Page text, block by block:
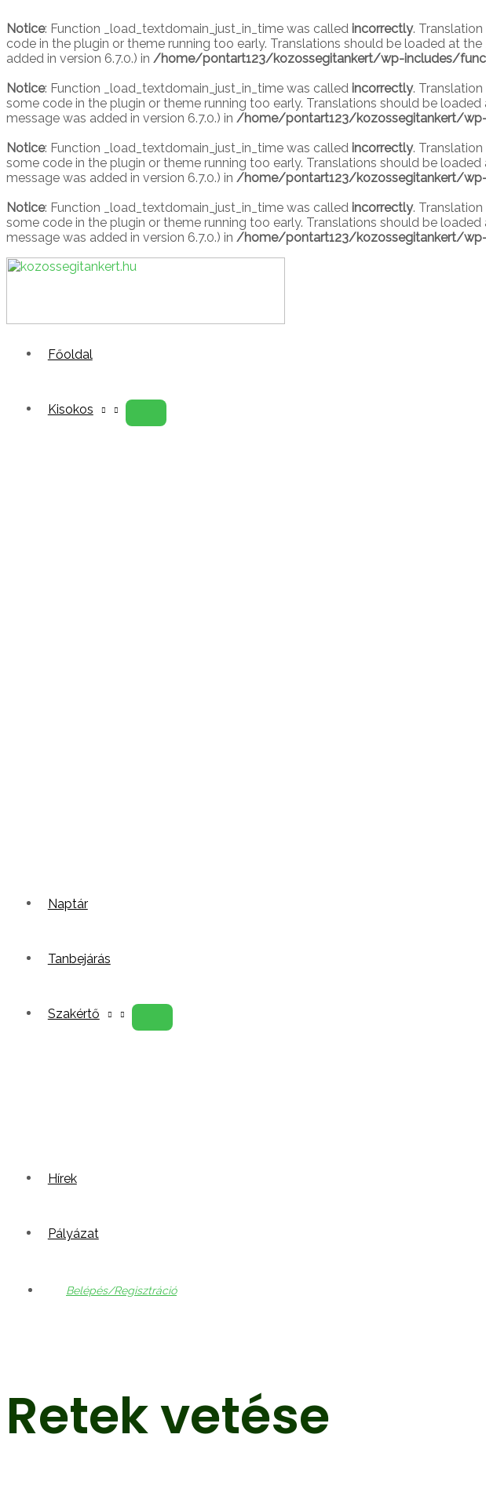
Notice: Function _load_textdomain_just_in_time was called incorrectly.
code in the plugin or theme running too early. Translations should be loaded at the
added in version 6.7.0.) in /home/pontart123/kozossegitankert/wp-includes/
Notice: Function _load_textdomain_just_in_time was called incorrectly.
some code in the plugin or theme running too early. Translations should be loaded
message was added in version 6.7.0.) in /home/pontart123/kozossegitankert/
Notice: Function _load_textdomain_just_in_time was called incorrectly.
some code in the plugin or theme running too early. Translations should be loaded
message was added in version 6.7.0.) in /home/pontart123/kozossegitankert/
Notice: Function _load_textdomain_just_in_time was called incorrectly.
some code in the plugin or theme running too early. Translations should be loaded
message was added in version 6.7.0.) in /home/pontart123/kozossegitankert/
to
content
Főoldal
Kisokos
Naptár
Tanbejárás
Szakértő
Hírek
Pályázat
Belépés/Regisztráció
Retek vetése